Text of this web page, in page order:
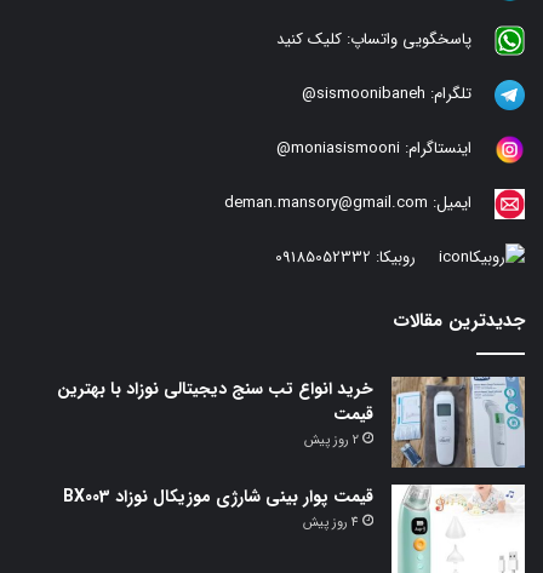
پاسخگویی واتساپ: کلیک کنید
تلگرام: sismoonibaneh@
اینستاگرام: moniasismooni@
ایمیل: deman.mansory@gmail.com
روبیکا: 09185052332
جدیدترین مقالات
خرید انواع تب سنج دیجیتالی نوزاد با بهترین
قیمت
2 روز پیش
قیمت پوار بینی شارژی موزیکال نوزاد BX003
4 روز پیش